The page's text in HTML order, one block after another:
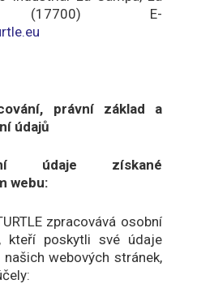
(17700) E-
právní základ a
údajů
údaje získané
webu:
zpracovává osobní
kteří poskytli své údaje
webových stránek,